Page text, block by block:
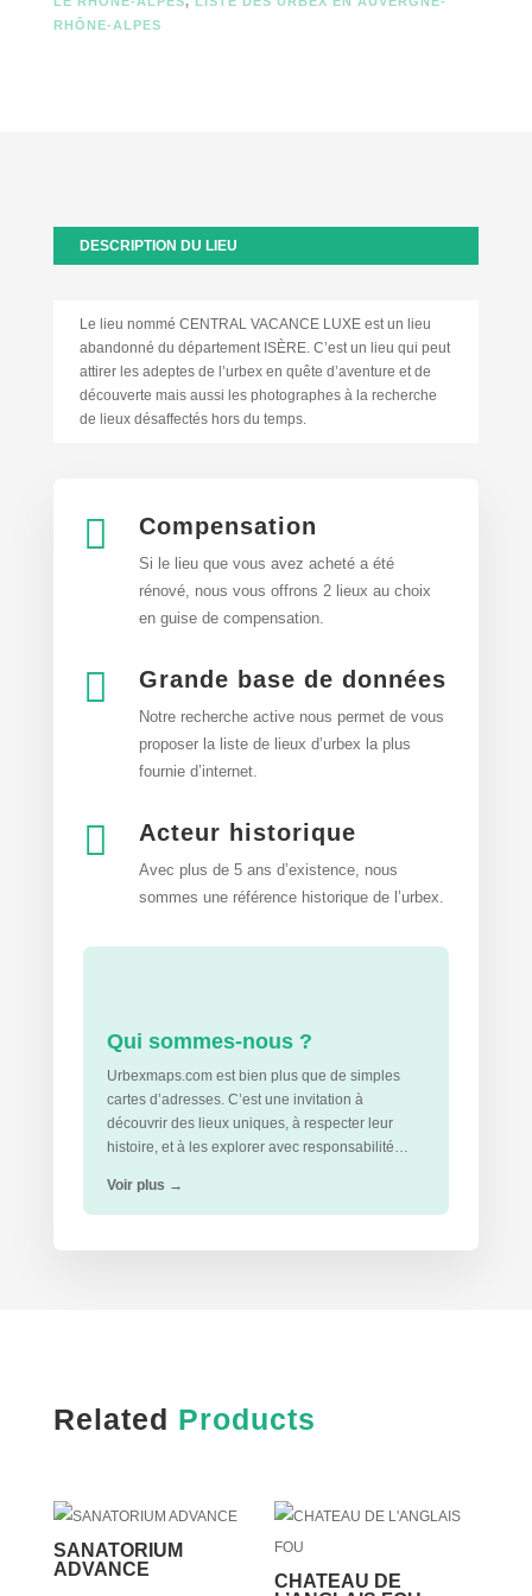
RHÔNE-ALPES
DESCRIPTION DU LIEU
Le lieu nommé CENTRAL VACANCE LUXE est un lieu
abandonné du département ISÈRE. C’est un lieu qui peut
attirer les adeptes de l’urbex en quête d’aventure et de
découverte mais aussi les photographes à la recherche
de lieux désaffectés hors du temps.
 Compensation
Si le lieu que vous avez acheté a été
rénové, nous vous offrons 2 lieux au choix
en guise de compensation.
 Grande base de données
Notre recherche active nous permet de vous
proposer la liste de lieux d’urbex la plus
fournie d’internet.
 Acteur historique
Avec plus de 5 ans d’existence, nous
sommes une référence historique de l’urbex.
Qui sommes-nous ?
Urbexmaps.com est bien plus que de simples
cartes d’adresses. C’est une invitation à
découvrir des lieux uniques, à respecter leur
histoire, et à les explorer avec responsabilité…
Voir plus →
Related Products
SANATORIUM
ADVANCE
CHATEAU DE